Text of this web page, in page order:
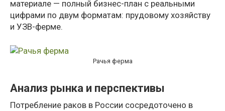
материале — полный бизнес-план с реальными
цифрами по двум форматам: прудовому хозяйству
и УЗВ-ферме.
Рачья ферма
Анализ рынка и перспективы
Потребление раков в России сосредоточено в